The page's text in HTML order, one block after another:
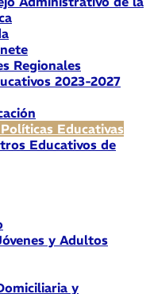
Regionales
2023-2027
Educativas
Educativos de
y Adultos
y